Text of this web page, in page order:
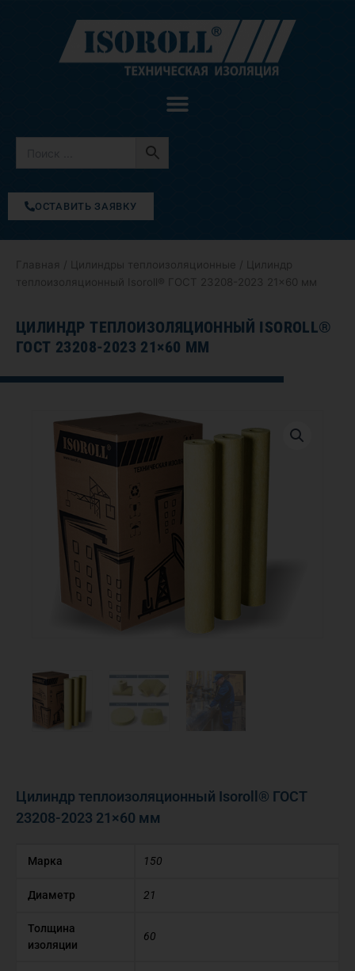
содержимому
ОСТАВИТЬ ЗАЯВКУ
Главная Цилиндры теплоизоляционные / Цилиндр
теплоизоляционный Isoroll® ГОСТ 23208-2023 21×60 мм
ЦИЛИНДР ТЕПЛОИЗОЛЯЦИОННЫЙ ISOROLL®
ГОСТ 23208-2023 21×60 ММ
Цилиндр теплоизоляционный Isoroll® ГОСТ
23208-2023 21×60 мм
Марка 150
Диаметр 21
Толщина
изоляции
60